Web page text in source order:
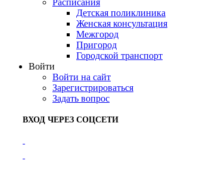
Детская поликлиника
Женская консультация
Межгород
Пригород
Городской транспорт
Войти
Войти на сайт
Зарегистрироваться
Задать вопрос
ВХОД ЧЕРЕЗ СОЦСЕТИ